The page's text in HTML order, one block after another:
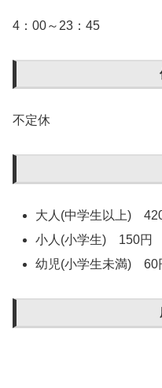
4：00～23：45
不定休
大人(中学生以上)
小人(小学生) 150円
幼児(小学生未満) 60